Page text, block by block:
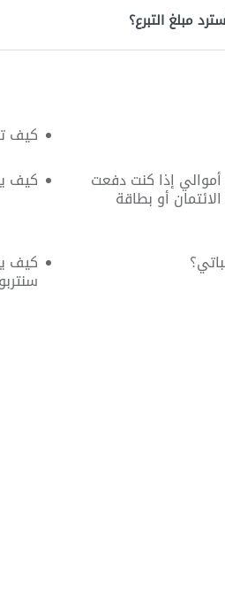
مبلغ التبرع؟
كيف
إذا كنت دفعت
أو بطاقة
كيف
كيف